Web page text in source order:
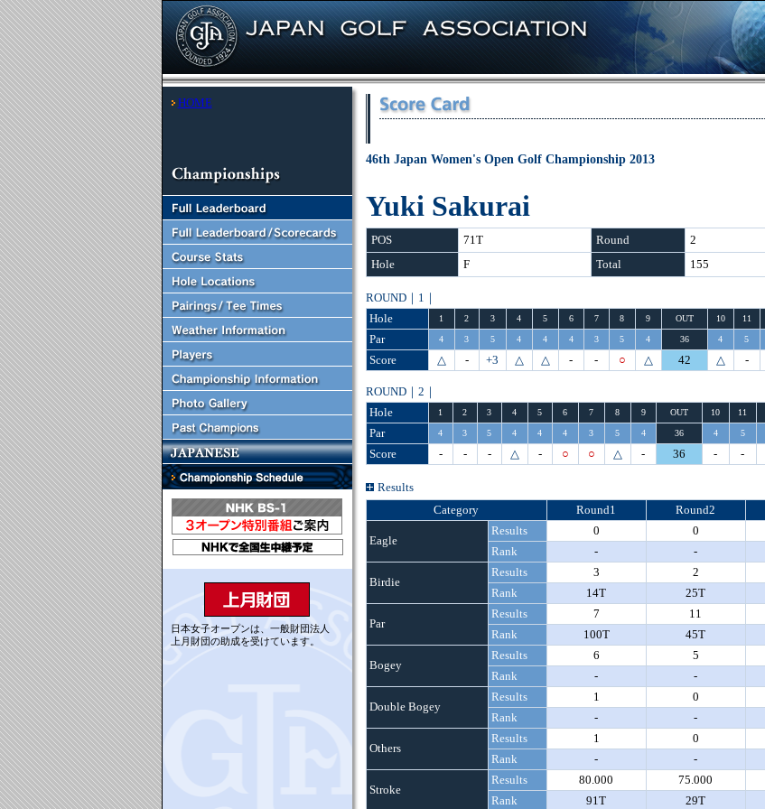
HOME
日本女子オープンは、一般財団法人
上月財団の助成を受けています。
46th Japan Women's Open Golf Championship 2013
Yuki Sakurai
POS 71T Round 2
Hole
F Total 155
ROUND｜1｜
Hole
1 2 3 4 5 6 7 8 9 OUT 10 11
Par 4 3 5 4 4 4 3 5 4 36 4 5
Score △ - +3 △ △ - - ○ △ 42 △ -
ROUND｜2｜
Hole
1 2 3 4 5 6 7 8 9 OUT 10 11
Par 4 3 5 4 4 4 3 5 4 36 4 5
Score - - - △ - ○ ○ △ - 36 - -
Results
Category
Round1 Round2
Eagle
Results 0 0
Rank
- -
Birdie
Results 3 2
Rank
14T 25T
Par
Results 7 11
Rank
100T 45T
Bogey
Results 6 5
Rank
- -
Double Bogey
Results 1 0
Rank
- -
Others
Results 1 0
Rank
- -
Stroke
Results 80.000 75.000
Rank
91T 29T